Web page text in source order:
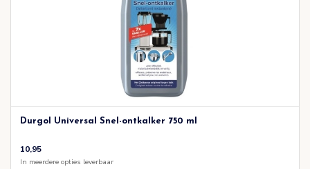
Durgol Universal Snel-ontkalker 750 ml
10,95
In meerdere opties leverbaar